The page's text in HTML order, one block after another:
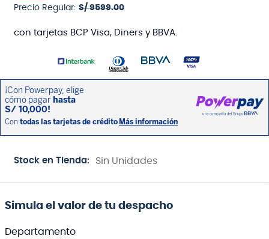
Precio Regular: S/ 9599.00
con tarjetas BCP Visa, Diners y BBVA.
Stock en Tienda: Sin Unidades
Simula el valor de tu despacho
Departamento